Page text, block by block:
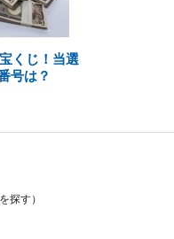
くじ！当選
号は？
探す）